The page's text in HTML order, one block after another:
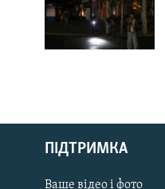
Русский
QırımtatarПІДТРИМКА
Ваше відео і фото